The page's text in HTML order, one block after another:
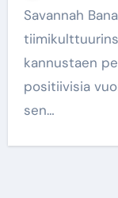
Savannah Bananas asettavat urheiluhengen
kannustaen
positiivisia
sen…